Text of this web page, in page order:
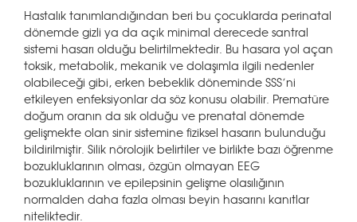
Hastalık tanımlandığından beri bu çocuklarda perinatal
dönemde gizli ya da açık minimal derecede santral
sistemi hasarı olduğu belirtilmektedir. Bu hasara yol açan
toksik, metabolik, mekanik ve dolaşımla ilgili nedenler
olabileceği gibi, erken bebeklik döneminde SSS’ni
etkileyen enfeksiyonlar da söz konusu olabilir. Prematüre
doğum oranın da sık olduğu ve prenatal dönemde
gelişmekte olan sinir sistemine fiziksel hasarın bulunduğu
bildirilmiştir. Silik nörolojik belirtiler ve birlikte bazı öğrenme
bozukluklarının olması, özgün olmayan EEG
bozukluklarının ve epilepsinin gelişme olasılığının
normalden daha fazla olması beyin hasarını kanıtlar
niteliktedir.